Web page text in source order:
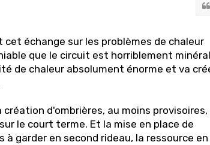
échange sur les problèmes de chaleur
que le circuit est horriblement minéral
de chaleur absolument énorme et va
d'ombrières, au moins provisoires,
le court terme. Et la mise en place de
à garder en second rideau, la ressource en